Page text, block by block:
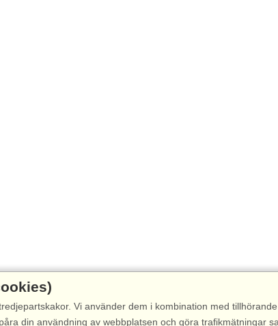
Vi använder dem i kombination med
din användning av webbplatsen och göra trafikmätningar